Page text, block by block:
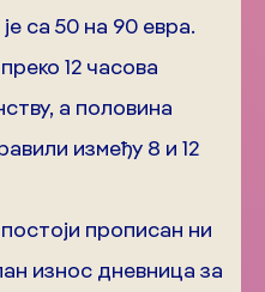
са 50 на 90 евра.
12 часова
а половина
између 8 и 12
прописан ни
износ дневница за